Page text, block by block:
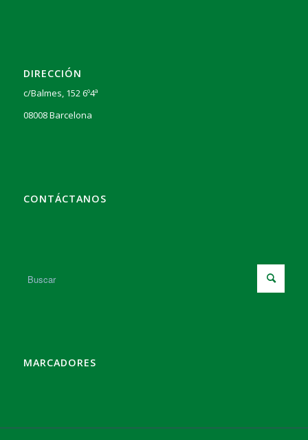
DIRECCIÓN
c/Balmes, 152 6º4ª
08008 Barcelona
CONTÁCTANOS
MARCADORES